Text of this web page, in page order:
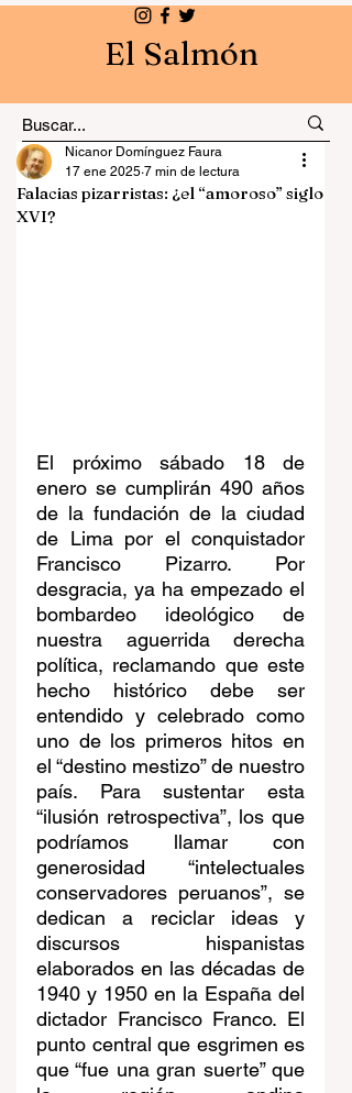
El Salmón
Falacias pizarristas: ¿el “amoroso” siglo
XVI?
Nicanor Domínguez Faura
17 ene 2025 7 min de lectura
El próximo sábado 18 de
enero se cumplirán 490 años
de la fundación de la ciudad
de Lima por el conquistador
Francisco Pizarro. Por
desgracia, ya ha empezado el
bombardeo ideológico de
nuestra aguerrida derecha
política, reclamando que este
hecho histórico debe ser
entendido y celebrado como
uno de los primeros hitos en
el “destino mestizo” de nuestro
país. Para sustentar esta
“ilusión retrospectiva”, los que
podríamos llamar con
generosidad “intelectuales
conservadores peruanos”, se
dedican a reciclar ideas y
discursos hispanistas
elaborados en las décadas de
1940 y 1950 en la España del
dictador Francisco Franco. El
punto central que esgrimen es
que “fue una gran suerte” que